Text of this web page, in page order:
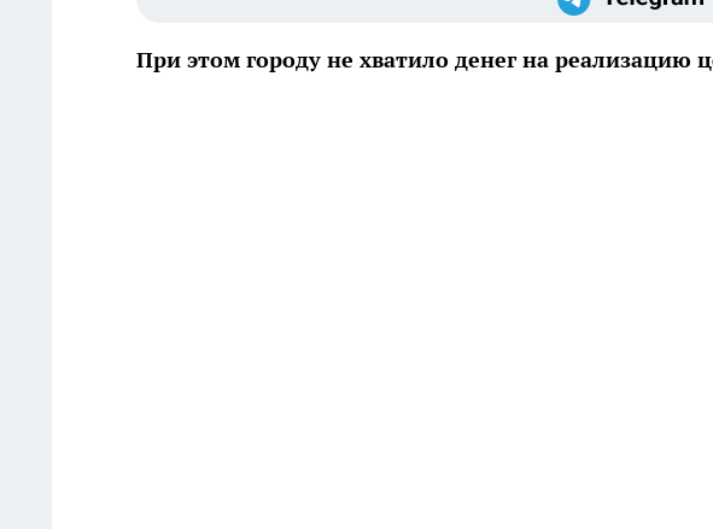
При этом городу не хватило денег на реализацию